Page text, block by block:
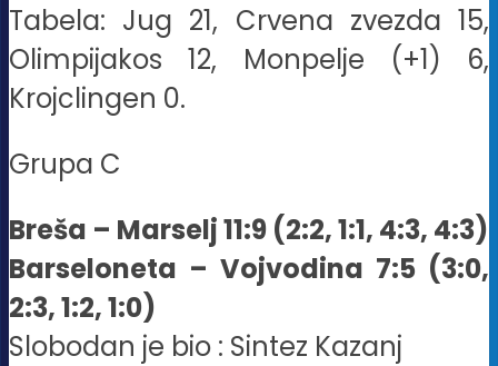
Tabela: Jug 21, Crvena zvezda 15,
Olimpijakos 12, Monpelje (+1) 6,
Krojclingen 0.
Grupa C
Breša – Marselj 11:9 (2:2, 1:1, 4:3, 4:3)
Barseloneta – Vojvodina 7:5 (3:0,
2:3, 1:2, 1:0)
Slobodan je bio : Sintez Kazanj